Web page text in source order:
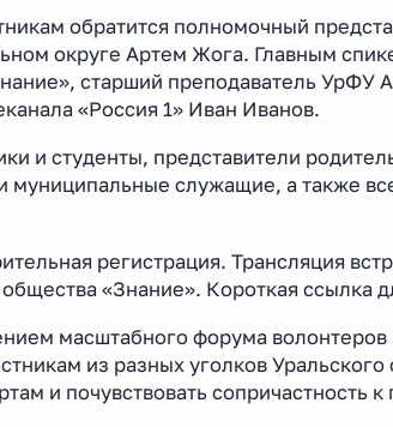
обратится полномочный
округе Артем Жога. Главным
старший преподаватель УрФУ
«Россия 1» Иван Иванов.
и студенты, представители
муниципальные служащие, а также
регистрация. Трансляция
«Знание». Короткая ссылка
масштабного форума волонтеров
из разных уголков
и почувствовать сопричастность